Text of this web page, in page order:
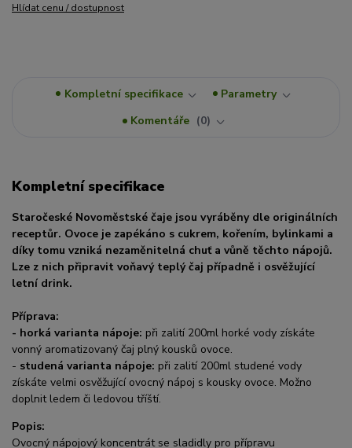
Hlídat cenu / dostupnost
Kompletní specifikace
Parametry
Komentáře
0
Kompletní specifikace
Staročeské Novoměstské čaje jsou vyráběny dle originálních
receptůr. Ovoce je zapékáno s cukrem, kořením, bylinkami a
díky tomu vzniká nezaměnitelná chuť a vůně těchto nápojů.
Lze z nich připravit voňavý teplý čaj případně i osvěžující
letní drink.
Příprava:
- horká varianta nápoje: při zalití 200ml horké vody získáte
vonný aromatizovaný čaj plný kousků ovoce.
- studená varianta nápoje: při zalití 200ml studené vody
získáte velmi osvěžující ovocný nápoj s kousky ovoce. Možno
doplnit ledem či ledovou tříští.
Popis:
Ovocný nápojový koncentrát se sladidly pro přípravu